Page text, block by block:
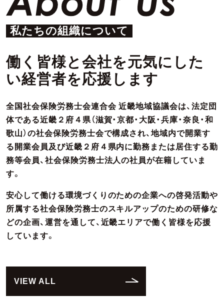
私たちの組織について
働く皆様と会社を元気にした
い経営者を応援します
全国社会保険労務士会連合会 近畿地域協議会は、法定団
体である近畿２府４県（滋賀・京都・大阪・兵庫・奈良・和
歌山）の社会保険労務士会で構成され、地域内で開業す
る開業会員及び近畿２府４県内に勤務または居住する勤
務等会員、社会保険労務士法人の社員が在籍していま
す。
安心して働ける環境づくりのための企業への啓発活動や
所属する社会保険労務士のスキルアップのための研修な
どの企画、運営を通して、近畿エリアで働く皆様を応援
しています。
VIEW ALL